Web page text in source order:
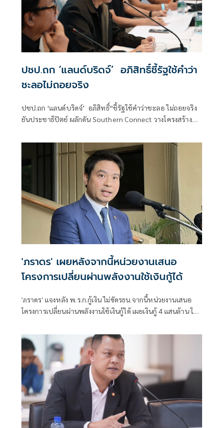
ปชป.ถก ‘แลน​ด์บริดจ์’​ อภิสิทธิ์​ชี้รัฐใช้คำว่า
ชะลอไม่ถอยจริง
ปชป.ถก ‘แลน​ด์บริดจ์’​ อภิสิทธิ์​“ชี้รัฐใช้คำว่าชะลอ ไม่ถอยจริง
ยันประชาธิปัตย์ ผลักดัน​ Southern Connect วางโครงสร้าง
'ภราดร' เผยหลังจากนี้หน่วยงานเสนอ
โครงการเปลี่ยนผ่านพลังงานใช้เงินกู้ได้
'ภราดร' แจงหลัง พ.ร.ก.กู้เงิน ไม่ขัดรธน.จากนี้หน่วยงานเสนอ
โครงการเปลี่ยนผ่านพลังงานใช้เงินกู้ได้ เผยเงินกู้ 4 แสนล้าน ใช้
กระตุ้นเศรษฐกิจ